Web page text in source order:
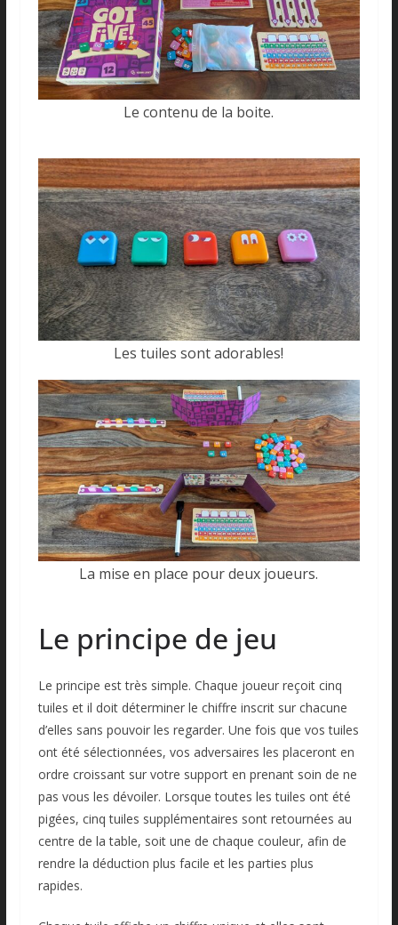
Le contenu de la boite.
Les tuiles sont adorables!
La mise en place pour deux joueurs.
Le principe de jeu
Le principe est très simple. Chaque joueur reçoit cinq
tuiles et il doit déterminer le chiffre inscrit sur chacune
d’elles sans pouvoir les regarder. Une fois que vos tuiles
ont été sélectionnées, vos adversaires les placeront en
ordre croissant sur votre support en prenant soin de ne
pas vous les dévoiler. Lorsque toutes les tuiles ont été
pigées, cinq tuiles supplémentaires sont retournées au
centre de la table, soit une de chaque couleur, afin de
rendre la déduction plus facile et les parties plus
rapides.